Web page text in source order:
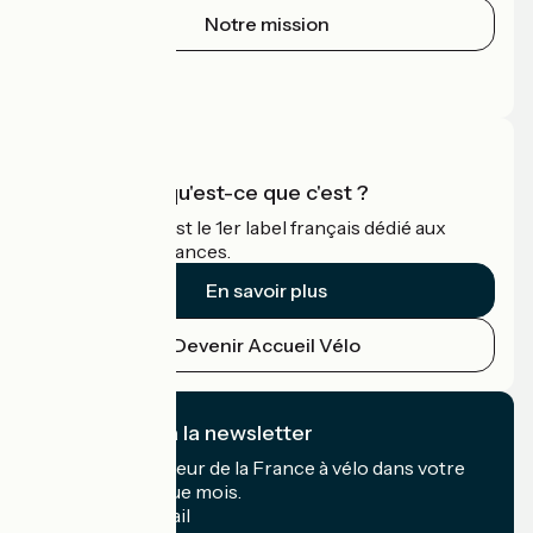
Notre mission
Accueil Vélo qu'est-ce que c'est ?
Accueil Vélo c'est le 1er label français dédié aux
cyclistes en vacances.
En savoir plus
Devenir Accueil Vélo
Je m'abonne à la newsletter
Recevez le meilleur de la France à vélo dans votre
boîte mail chaque mois.
Mon adresse mail